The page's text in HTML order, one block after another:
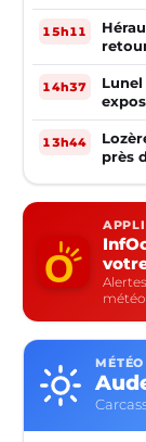
15h11
14h37
13h44
près
Rodez